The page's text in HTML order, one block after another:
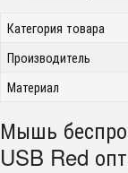
Категория товара
Производитель
Материал
Мышь
USB Red